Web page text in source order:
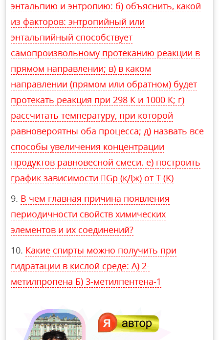
энтальпию и энтропию: б) объяснить, какой
из факторов: энтропийный или
энтальпийный способствует
самопроизвольному протеканию реакции в
прямом направлении; в) в каком
направлении (прямом или обратном) будет
протекать реакция при 298 К и 1000 К; г)
рассчитать температуру, при которой
равновероятны оба процесса; д) назвать все
способы увеличения концентрации
продуктов равновесной смеси. е) построить
график зависимости Gр (кДж) от T (K)
В чем главная причина появления
периодичности свойств химических
элементов и их соединений?
Какие спирты можно получить при
гидратации в кислой среде: А) 2-
метилпропена Б) 3-метилпентена-1